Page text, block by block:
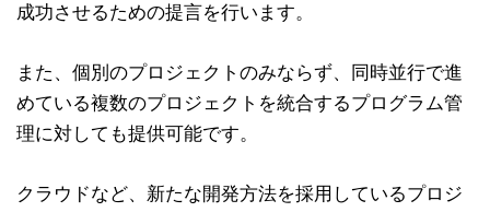
成功させるための提言を行います。
また、個別のプロジェクトのみならず、同時並行で進
めている複数のプロジェクトを統合するプログラム管
理に対しても提供可能です。
クラウドなど、新たな開発方法を採用しているプロジ